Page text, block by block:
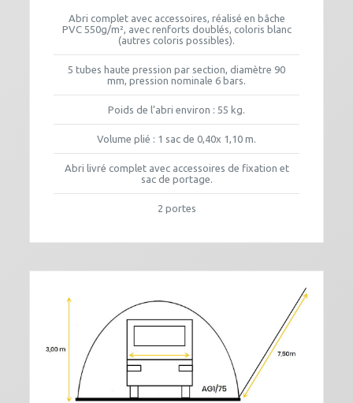
Abri complet avec accessoires, réalisé en bâche
PVC 550g/m², avec renforts doublés, coloris blanc
(autres coloris possibles).
5 tubes haute pression par section, diamètre 90
mm, pression nominale 6 bars.
Poids de l’abri environ : 55 kg.
Volume plié : 1 sac de 0,40x 1,10 m.
Abri livré complet avec accessoires de fixation et
sac de portage.
2 portes